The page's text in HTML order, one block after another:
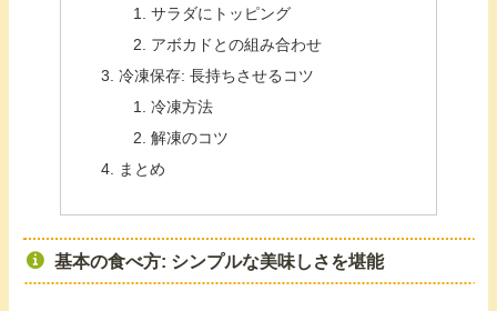
サラダにトッピング
アボカドとの組み合わせ
冷凍保存: 長持ちさせるコツ
冷凍方法
解凍のコツ
まとめ
基本の食べ方: シンプルな美味しさを堪能